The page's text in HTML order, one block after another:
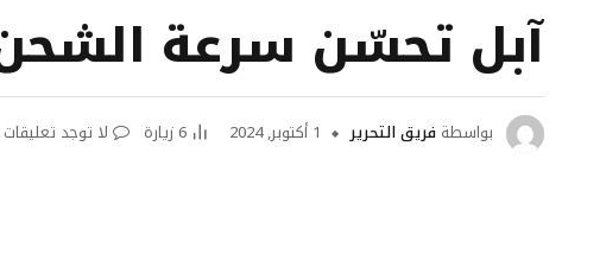
آبل تحسّن سرعة الشحن
بواسطة فريق التحرير 1 أكتوبر, 2024 6 زيارة لا توجد تعليقات